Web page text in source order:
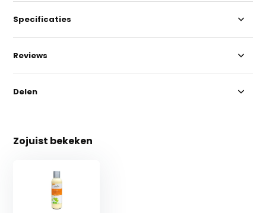
Specificaties
Reviews
Delen
Zojuist bekeken